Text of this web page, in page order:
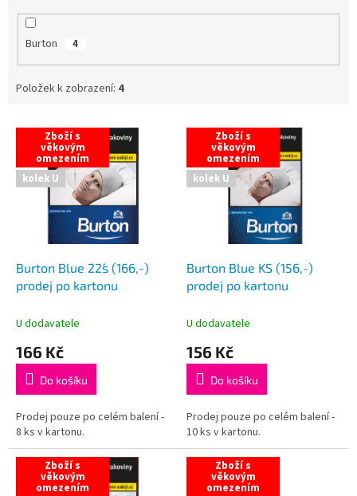
Burton 4
Položek k zobrazení: 4
V
p
Zboží s
věkovým
omezením
kolek U
Burton Blue 22´s (166,-)
prodej po kartonu
U dodavatele
166 Kč
Do košíku
Prodej pouze po celém balení -
8 ks v kartonu.
Zboží s
věkovým
omezením
kolek U
Burton Blue KS (156,-)
prodej po kartonu
U dodavatele
156 Kč
Do košíku
Prodej pouze po celém balení -
10 ks v kartonu.
Zboží s
věkovým
omezením
Zboží s
věkovým
omezením